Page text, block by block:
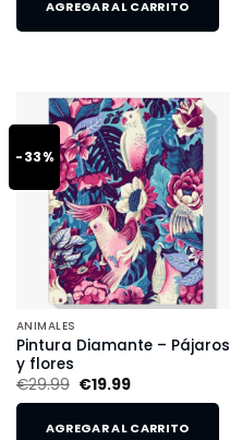
AGREGAR AL CARRITO
-33%
ANIMALES
Pintura Diamante – Pájaros
y flores
€29.99 €19.99
AGREGAR AL CARRITO